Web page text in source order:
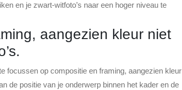
en je zwart-witfoto’s naar een hoger niveau te
aangezien kleur niet
focussen op compositie en framing, aangezien kleur
de positie van je onderwerp binnen het kader en de